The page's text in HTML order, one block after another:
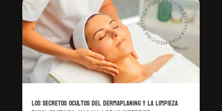
Los Secretos Ocultos del Dermaplaning y la Limpieza